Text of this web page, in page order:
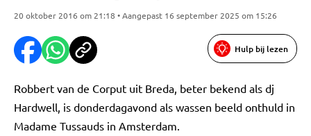
20 oktober 2016 om 21:18 • Aangepast 16 september 2025 om 15:26
Hulp bij lezen
Robbert van de Corput uit Breda, beter bekend als dj
Hardwell, is donderdagavond als wassen beeld onthuld in
Madame Tussauds in Amsterdam.